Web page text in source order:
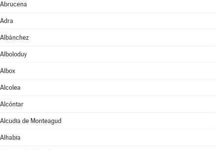
Abrucena
Adra
Albánchez
Alboloduy
Albox
Alcolea
Alcóntar
Alcudia de Monteagud
Alhabia